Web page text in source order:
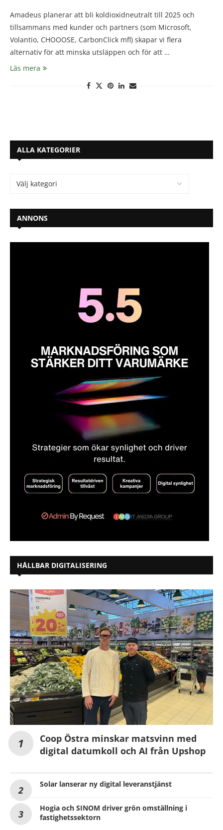
Amadeus planerar att bli koldioxidneutralt till 2025 och
tillsammans med kunder och partners (som Microsoft,
Volantio, CHOOOSE, CarbonClick mfl) skapar vi flera
alternativ för att minska utsläppen och för att …
Läs mera
ALLA KATEGORIER
ANNONS
HÅLLBAR DIGITALISERING
Coop Östra minskar matsvinn med
digital datumkoll och AI från Upshop
Solar lanserar ny digital leveranstjänst
Hogia och SINOM driver grön omställning i
fastighetssektorn